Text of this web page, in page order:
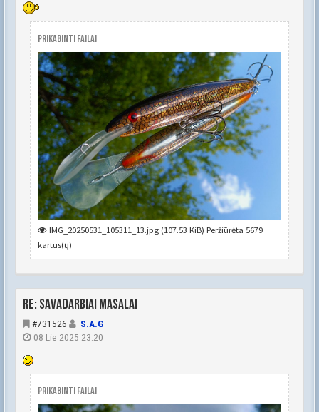
Prikabinti failai
IMG_20250531_105311_13.jpg (107.53 KiB) Peržiūrėta 5679
kartus(ų)
Re: Savadarbiai masalai
#731526
S.A.G
08 Lie 2025 23:20
Prikabinti failai